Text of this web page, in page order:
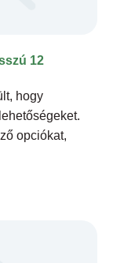
12
hogy
opciókat,